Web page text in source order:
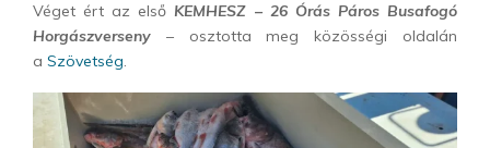
Véget ért az első KEMHESZ – 26 Órás Páros Busafogó
Horgászverseny – osztotta meg közösségi oldalán
a Szövetség.